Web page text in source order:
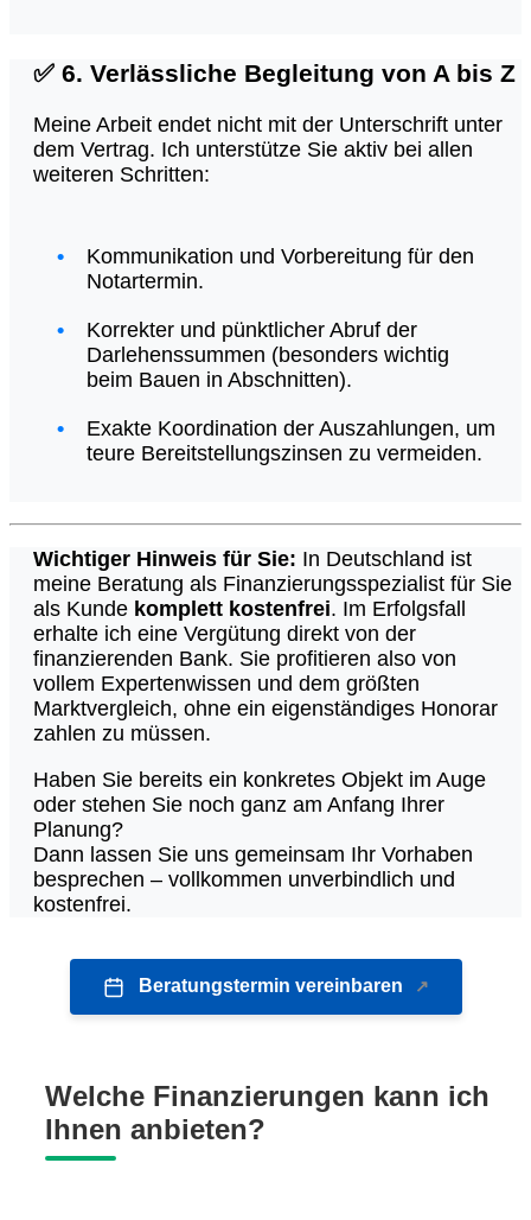
✅ 6. Verlässliche Begleitung von A bis Z
Meine Arbeit endet nicht mit der Unterschrift unter
dem Vertrag. Ich unterstütze Sie aktiv bei allen
weiteren Schritten:
Kommunikation und Vorbereitung für den
Notartermin.
Korrekter und pünktlicher Abruf der
Darlehenssummen (besonders wichtig
beim Bauen in Abschnitten).
Exakte Koordination der Auszahlungen, um
teure Bereitstellungszinsen zu vermeiden.
Wichtiger Hinweis für Sie: In Deutschland ist
meine Beratung als Finanzierungsspezialist für Sie
als Kunde komplett kostenfrei. Im Erfolgsfall
erhalte ich eine Vergütung direkt von der
finanzierenden Bank. Sie profitieren also von
vollem Expertenwissen und dem größten
Marktvergleich, ohne ein eigenständiges Honorar
zahlen zu müssen.
Haben Sie bereits ein konkretes Objekt im Auge
oder stehen Sie noch ganz am Anfang Ihrer
Planung?
Dann lassen Sie uns gemeinsam Ihr Vorhaben
besprechen – vollkommen unverbindlich und
kostenfrei.
Beratungstermin vereinbaren
Welche Finanzierungen kann ich
Ihnen anbieten?